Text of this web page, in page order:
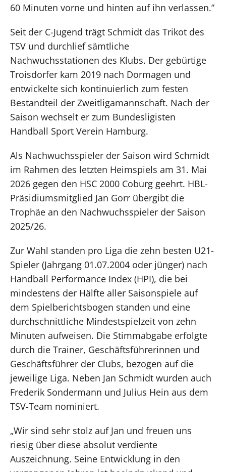
60 Minuten vorne und hinten auf ihn verlassen.”
Seit der C-Jugend trägt Schmidt das Trikot des
TSV und durchlief sämtliche
Nachwuchsstationen des Klubs. Der gebürtige
Troisdorfer kam 2019 nach Dormagen und
entwickelte sich kontinuierlich zum festen
Bestandteil der Zweitligamannschaft. Nach der
Saison wechselt er zum Bundesligisten
Handball Sport Verein Hamburg.
Als Nachwuchsspieler der Saison wird Schmidt
im Rahmen des letzten Heimspiels am 31. Mai
2026 gegen den HSC 2000 Coburg geehrt. HBL-
Präsidiumsmitglied Jan Gorr übergibt die
Trophäe an den Nachwuchsspieler der Saison
2025/26.
Zur Wahl standen pro Liga die zehn besten U21-
Spieler (Jahrgang 01.07.2004 oder jünger) nach
Handball Performance Index (HPI), die bei
mindestens der Hälfte aller Saisonspiele auf
dem Spielberichtsbogen standen und eine
durchschnittliche Mindestspielzeit von zehn
Minuten aufweisen. Die Stimmabgabe erfolgte
durch die Trainer, Geschäftsführerinnen und
Geschäftsführer der Clubs, bezogen auf die
jeweilige Liga. Neben Jan Schmidt wurden auch
Frederik Sondermann und Julius Hein aus dem
TSV-Team nominiert.
„Wir sind sehr stolz auf Jan und freuen uns
riesig über diese absolut verdiente
Auszeichnung. Seine Entwicklung in den